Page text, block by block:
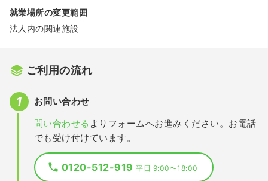
就業場所の変更範囲
法人内の関連施設
ご利用の流れ
お問い合わせ
問い合わせる よりフォームへお進みください。お電話
でも受け付けています。
0120-512-919平日 9:00〜18:00